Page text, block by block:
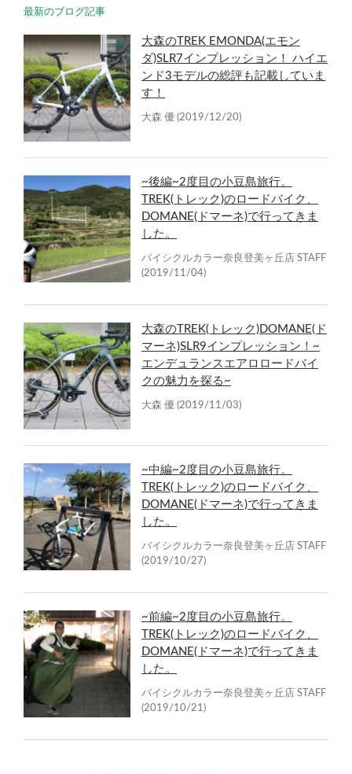
最新のブログ記事
大森のTREK EMONDA(エモン
ダ)SLR7インプレッション！ ハイエ
ンド3モデルの総評も記載していま
す！
大森 優 (2019/12/20)
~後編~2度目の小豆島旅行。
TREK(トレック)のロードバイク、
DOMANE(ドマーネ)で行ってきま
した。
バイシクルカラー奈良登美ヶ丘店 STAFF
(2019/11/04)
大森のTREK(トレック)DOMANE(ド
マーネ)SLR9インプレッション！~
エンデュランスエアロロードバイ
クの魅力を探る~
大森 優 (2019/11/03)
~中編~2度目の小豆島旅行。
TREK(トレック)のロードバイク、
DOMANE(ドマーネ)で行ってきま
した。
バイシクルカラー奈良登美ヶ丘店 STAFF
(2019/10/27)
~前編~2度目の小豆島旅行。
TREK(トレック)のロードバイク、
DOMANE(ドマーネ)で行ってきま
した。
バイシクルカラー奈良登美ヶ丘店 STAFF
(2019/10/21)